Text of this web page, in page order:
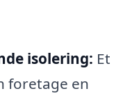
isolering: Et
foretage en